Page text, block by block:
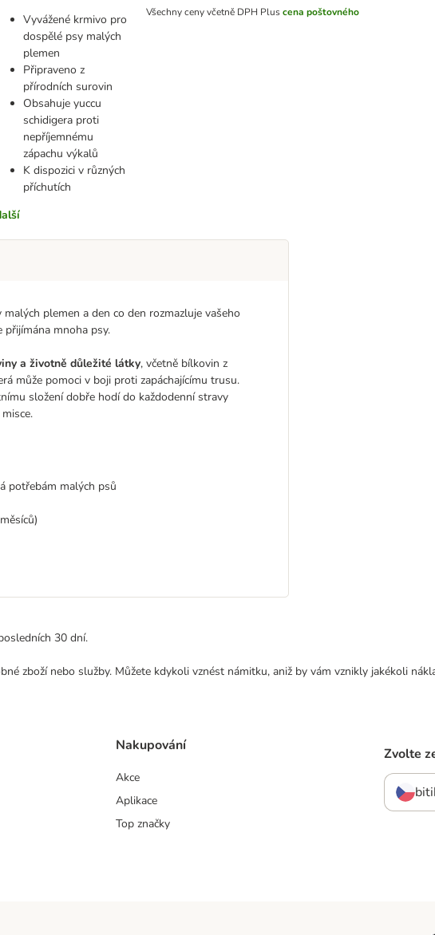
Vyvážené krmivo pro
dospělé psy malých
plemen
Připraveno z
přírodních surovin
Obsahuje yuccu
schidigera proti
nepříjemnému
zápachu výkalů
K dispozici v různých
příchutích
Všechny ceny včetně DPH Pluscena poštovného
plemen a den co den rozmazluje vašeho
mnoha psy.
a životně důležité látky, včetně bílkovin z
může pomoci v boji proti zapáchajícímu trusu.
složení dobře hodí do každodenní stravy
potřebám malých psů
30 dní.
zboží nebo služby. Můžete kdykoli vznést námitku, aniž by vám vznikly jakékoli
Nakupování
Akce
Aplikace
Top značky
Zvolte